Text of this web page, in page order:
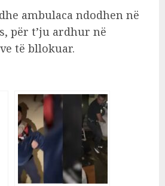
ambulaca ndodhen në
për t’ju ardhur në
të bllokuar.